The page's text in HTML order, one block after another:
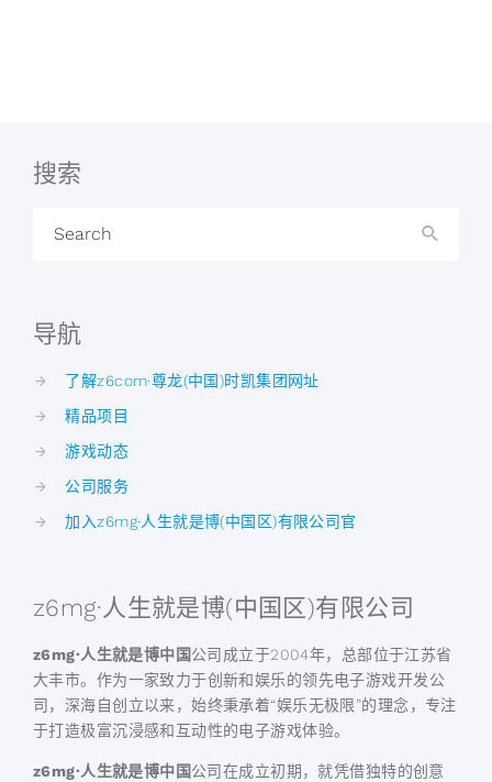
搜索
Search
导航
了解z6com·尊龙(中国)时凯集团网址
精品项目
游戏动态
公司服务
加入z6mg·人生就是博(中国区)有限公司官
z6mg·人生就是博(中国区)有限公司
z6mg·人生就是博中国公司成立于2004年，总部位于江苏省
大丰市。作为一家致力于创新和娱乐的领先电子游戏开发公
司，深海自创立以来，始终秉承着“娱乐无极限”的理念，专注
于打造极富沉浸感和互动性的电子游戏体验。
z6mg·人生就是博中国公司在成立初期，就凭借独特的创意